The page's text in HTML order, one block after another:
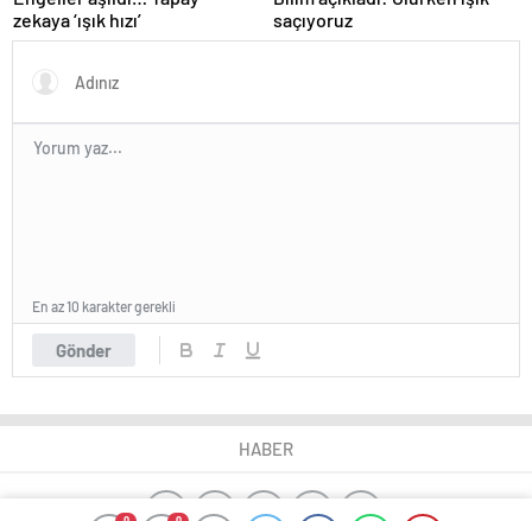
zekaya ‘ışık hızı’
saçıyoruz
Gönder
En az 10 karakter gerekli
HABER